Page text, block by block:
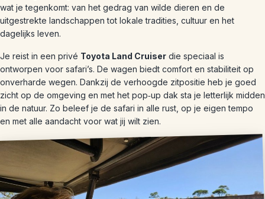
wat je tegenkomt: van het gedrag van wilde dieren en de
uitgestrekte landschappen tot lokale tradities, cultuur en het
dagelijks leven.
Je reist in een privé Toyota Land Cruiser die speciaal is
ontworpen voor safari’s. De wagen biedt comfort en stabiliteit op
onverharde wegen. Dankzij de verhoogde zitpositie heb je goed
zicht op de omgeving en met het pop‑up dak sta je letterlijk midden
in de natuur. Zo beleef je de safari in alle rust, op je eigen tempo
en met alle aandacht voor wat jij wilt zien.